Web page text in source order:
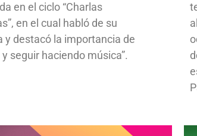
en el ciclo “Charlas
en el cual habló de su
y destacó la importancia de
seguir haciendo música”.